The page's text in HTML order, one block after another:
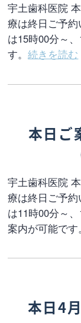
宇土歯科医院
療は終日ご予
は15時00分～
す。続きを読む
本日ご
宇土歯科医院
療は終日ご予
は11時00分～
案内が可能です
本日4